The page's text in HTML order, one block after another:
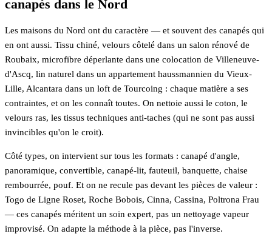
canapés dans le Nord
Les maisons du Nord ont du caractère — et souvent des canapés qui
en ont aussi. Tissu chiné, velours côtelé dans un salon rénové de
Roubaix, microfibre déperlante dans une colocation de Villeneuve-
d'Ascq, lin naturel dans un appartement haussmannien du Vieux-
Lille, Alcantara dans un loft de Tourcoing : chaque matière a ses
contraintes, et on les connaît toutes. On nettoie aussi le coton, le
velours ras, les tissus techniques anti-taches (qui ne sont pas aussi
invincibles qu'on le croit).
Côté types, on intervient sur tous les formats : canapé d'angle,
panoramique, convertible, canapé-lit, fauteuil, banquette, chaise
rembourrée, pouf. Et on ne recule pas devant les pièces de valeur :
Togo de Ligne Roset, Roche Bobois, Cinna, Cassina, Poltrona Frau
— ces canapés méritent un soin expert, pas un nettoyage vapeur
improvisé. On adapte la méthode à la pièce, pas l'inverse.